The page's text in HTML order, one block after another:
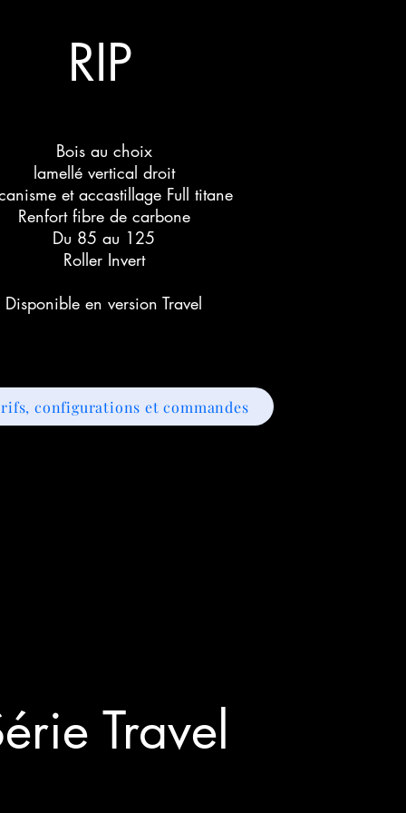
RIP
Bois au choix
lamellé vertical droit
et accastillage Full titane
Renfort fibre de carbone
Du 85 au 125
Roller Invert
Disponible en version Travel
configurations et commandes
Travel